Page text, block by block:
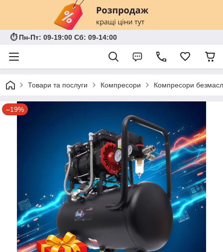
⏱ Пн-Пт: 09-19:00 Сб: 09-14:00
Товари та послуги Компресори Компресори
–19%